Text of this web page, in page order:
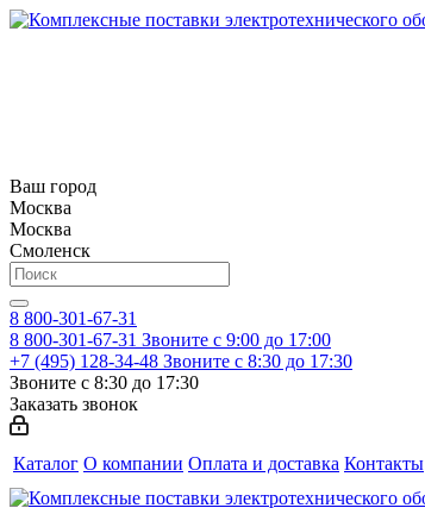
Ваш город
Москва
Москва
Смоленск
8 800-301-67-31
8 800-301-67-31 Звоните с 9:00 до 17:00
+7 (495) 128-34-48 Звоните с 8:30 до 17:30
Звоните с 8:30 до 17:30
Заказать звонок
Каталог О компании Оплата и доставка Контакты